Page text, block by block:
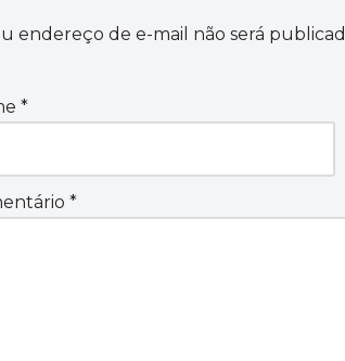
endereço de e-mail não será
*
*